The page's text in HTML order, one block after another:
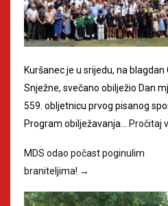
Kuršanec je u srijedu, na blagdan
Snježne, svečano obilježio Dan
559. obljetnicu prvog pisanog
Program obilježavanja…
Pročitaj
MDS odao počast poginulim
braniteljima! →